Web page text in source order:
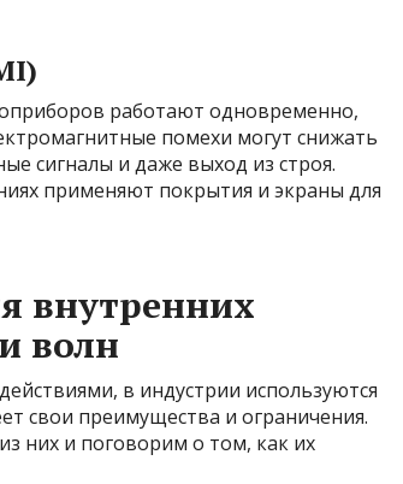
работают одновременно,
помехи могут снижать
сигналы и даже выход из строя.
применяют покрытия и экраны для
внутренних
волн
в индустрии используются
свои преимущества и ограничения.
них и поговорим о том, как их